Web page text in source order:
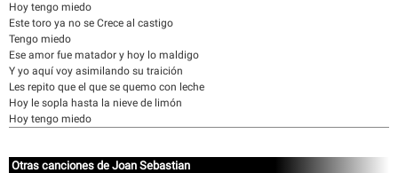
Hoy tengo miedo
Este toro ya no se Crece al castigo
Tengo miedo
Ese amor fue matador y hoy lo maldigo
Y yo aquí voy asimilando su traición
Les repito que el que se quemo con leche
Hoy le sopla hasta la nieve de limón
Hoy tengo miedo
Otras canciones de Joan Sebastian